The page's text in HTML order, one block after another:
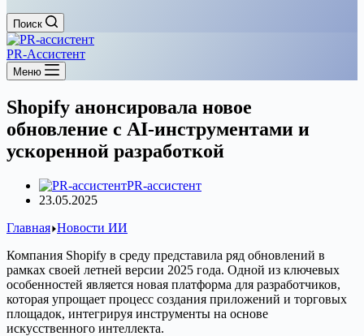
Поиск
PR-Ассистент
Меню
Shopify анонсировала новое
обновление с AI-инструментами и
ускоренной разработкой
PR-ассистент
23.05.2025
Главная Новости ИИ
Компания Shopify в среду представила ряд обновлений в
рамках своей летней версии 2025 года. Одной из ключевых
особенностей является новая платформа для разработчиков,
которая упрощает процесс создания приложений и торговых
площадок, интегрируя инструменты на основе
искусственного интеллекта.